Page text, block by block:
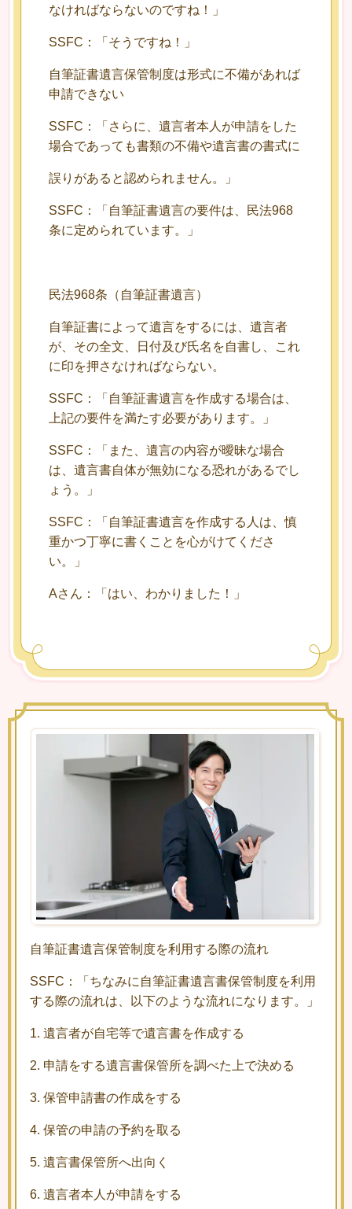
なければならないのですね！」
SSFC：「そうですね！」
自筆証書遺言保管制度は形式に不備があれば
申請できない
SSFC：「さらに、遺言者本人が申請をした
場合であっても書類の不備や遺言書の書式に
誤りがあると認められません。」
SSFC：「自筆証書遺言の要件は、民法968
条に定められています。」
民法968条（自筆証書遺言）
自筆証書によって遺言をするには、遺言者
が、その全文、日付及び氏名を自書し、これ
に印を押さなければならない。
SSFC：「自筆証書遺言を作成する場合は、
上記の要件を満たす必要があります。」
SSFC：「また、遺言の内容が曖昧な場合
は、遺言書自体が無効になる恐れがあるでし
ょう。」
SSFC：「自筆証書遺言を作成する人は、慎
重かつ丁寧に書くことを心がけてくださ
い。」
Aさん：「はい、わかりました！」
自筆証書遺言保管制度を利用する際の流れ
SSFC：「ちなみに自筆証書遺言書保管制度を利用
する際の流れは、以下のような流れになります。」
1. 遺言者が自宅等で遺言書を作成する
2. 申請をする遺言書保管所を調べた上で決める
3. 保管申請書の作成をする
4. 保管の申請の予約を取る
5. 遺言書保管所へ出向く
6. 遺言者本人が申請をする